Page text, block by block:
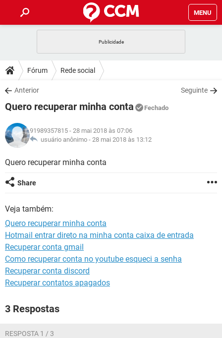
MENU
CELULAR
OUTLOOK
INSTAGRAM GMAIL
GUIA DE COMPRAS
DICAS
JOGOS
INSTAGRAM GMAIL
GUIA DE COMPRAS
DOWNLOADS
JOGOS WHATSAPP
CELULAR
OUTLOOK EXCEL
FÓRUM
JOGOS WHATSAPP
CELULAR
OUTLOOK
INSTAGRAM
GLOSSÁRIO
INSTAGRAM
GUIA DE COMPRAS
Fórum Rede social
Anterior Seguinte
Quero recuperar minha conta Fechado
91989357815 - 28 mai 2018 às 07:06
usuário anônimo - 28 mai 2018 às 13:12
Quero recuperar minha conta
Share
Veja também:
Quero recuperar minha conta
Hotmail entrar direto na minha conta caixa de entrada
Recuperar conta gmail
Como recuperar conta no youtube esqueci a senha
Recuperar conta discord
Recuperar contatos apagados
3 Respostas
RESPOSTA 1 / 3